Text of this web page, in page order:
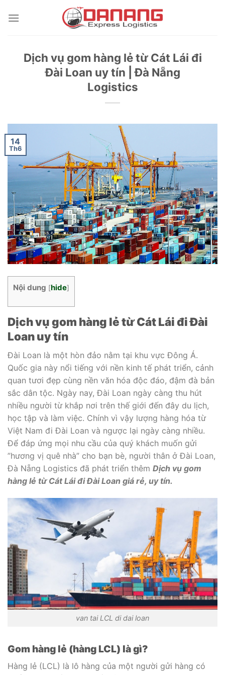
Dịch vụ gom hàng lẻ từ Cát Lái đi
Đài Loan uy tín | Đà Nẵng
Logistics
14
Th6
Nội dung [hide]
Dịch vụ gom hàng lẻ từ Cát Lái đi Đài
Loan uy tín
Đài Loan là một hòn đảo nằm tại khu vực Đông Á.
Quốc gia này nổi tiếng với nền kinh tế phát triển, cảnh
quan tươi đẹp cùng nền văn hóa độc đáo, đậm đà bản
sắc dân tộc. Ngày nay, Đài Loan ngày càng thu hút
nhiều người từ khắp nơi trên thế giới đến đây du lịch,
học tập và làm việc. Chính vì vậy lượng hàng hóa từ
Việt Nam đi Đài Loan và ngược lại ngày càng nhiều.
Để đáp ứng mọi nhu cầu của quý khách muốn gửi
”hương vị quê nhà” cho bạn bè, người thân ở Đài Loan,
Đà Nẵng Logistics đã phát triển thêm Dịch vụ gom
hàng lẻ từ Cát Lái đi Đài Loan giá rẻ, uy tín.
van tai LCL di dai loan
Gom hàng lẻ (hàng LCL) là gì?
Hàng lẻ (LCL) là lô hàng của một người gửi hàng có